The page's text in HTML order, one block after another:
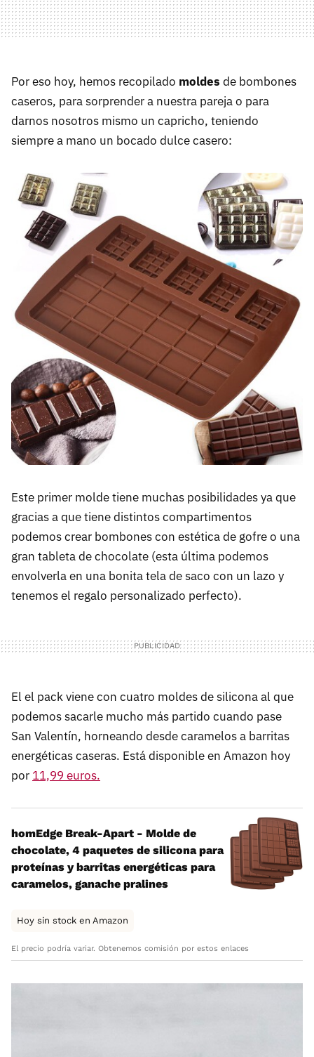
Por eso hoy, hemos recopilado moldes de bombones
caseros, para sorprender a nuestra pareja o para
darnos nosotros mismo un capricho, teniendo
siempre a mano un bocado dulce casero:
Este primer molde tiene muchas posibilidades ya que
gracias a que tiene distintos compartimentos
podemos crear bombones con estética de gofre o una
gran tableta de chocolate (esta última podemos
envolverla en una bonita tela de saco con un lazo y
tenemos el regalo personalizado perfecto).
El el pack viene con cuatro moldes de silicona al que
podemos sacarle mucho más partido cuando pase
San Valentín, horneando desde caramelos a barritas
energéticas caseras. Está disponible en Amazon hoy
por 11,99 euros.
homEdge Break-Apart - Molde de
chocolate, 4 paquetes de silicona para
proteínas y barritas energéticas para
caramelos, ganache pralines
Hoy sin stock en Amazon
El precio podría variar. Obtenemos comisión por estos enlaces